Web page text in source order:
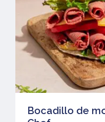
Bocadillo de